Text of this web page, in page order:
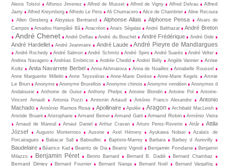
Alexis Tolstoï
Alfonso Jimenez Alfred de Musset Alfred de Vigny Alfred Delvau
Alfred
Jarry
Alfred Kreymborg Alfredo Le Pera Ali Chumacero Alice de Chambrier
Aline Recoura
Allen Ginsberg
Aloysius Bertrand Alphonse Allais Alphonse Pensa
Alvaro de
Campos
Amadou Hampâté Bâ Anacréon Anaïs Ségalas André Balthazar André Breton
André Chenet André Delfau André du Bouchet André Frédérique André Gide
André Hardellet André Jeanmaire André Laude André Pieyre de Mandiargues
André Rochedy André Salmon André Schmitz André Spire André Suarès
André Velter
Andrea Navagero
Andréas Embiricos Andrée Chedid Andreï Biély Angèle Vannier
Anise
Koltz
Anita Navarrete Berbel Anna Akhmatova Anna de Noailles
Annabelle Roussel
Anne Marguerite Milleliri
Anne Teyssiéras Anne-Marie Derèse Anne-Marie Kegels
Annie
Le Brun
Anonyme Anonyme Bruxellois Anonyme chinois Anonyme vendéen
Anonymes d
Andalousie
Anthoine de Guise Anthony Phelps Antoine Blondin Antoine Pol
Antoine-
Vincent Arnault
Antonia Pozzi Antonin Artaud António Franco Alexandre
Antonio
Machado
António Ramos Rosa Apollinaire Apulée Aragon
Archibald MacLeish
Aristide Bruant
Aristophane Armand Bemer Armand Gatti Armand Robin
Arménio Vieira
Arnaud de Mareuil
Arnaut Daniel Arthur Cravan Arturo Perez-Reverte Attâr
Attila
József
Augusto Monterroso Ausone Axel Hémery Ayukawa Nobuo
Azalaïs de
Porcairagues
Babacar Sall Babouillec Baptiste-Marrey Barbara Barbey d Aurevilly
Baudelaire Béatrice Kad Beatritz de Dia Beatriz Vignoli Benjamin Fondane
Benjamin
Milazzo
Benjamin Péret Benno Barnard Bernard B. Dadié Bernard Chambaz
Bernard Dimey Bernard Fournier Bernard Nanga Bernard Noël
Bernard Vargaftig